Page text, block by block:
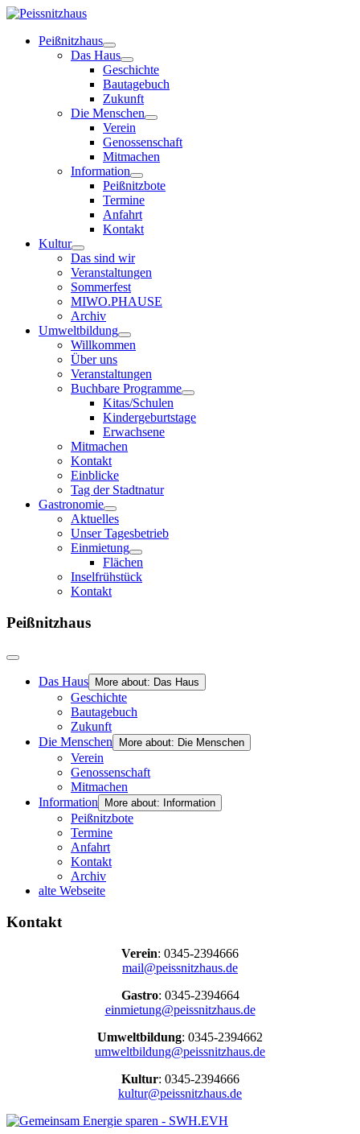
Peißnitzhaus
Das Haus
Geschichte
Bautagebuch
Zukunft
Die Menschen
Verein
Genossenschaft
Mitmachen
Information
Peißnitzbote
Termine
Anfahrt
Kontakt
Kultur
Das sind wir
Veranstaltungen
Sommerfest
MIWO.PHAUSE
Archiv
Umweltbildung
Willkommen
Über uns
Veranstaltungen
Buchbare Programme
Kitas/Schulen
Kindergeburtstage
Erwachsene
Mitmachen
Kontakt
Einblicke
Tag der Stadtnatur
Gastronomie
Aktuelles
Unser Tagesbetrieb
Einmietung
Flächen
Inselfrühstück
Kontakt
Peißnitzhaus
Das Haus More about: Das Haus
Geschichte
Bautagebuch
Zukunft
Die Menschen
More about: Die Menschen
Verein
Genossenschaft
Mitmachen
Information
More about: Information
Peißnitzbote
Termine
Anfahrt
Kontakt
Archiv
alte Webseite
Kontakt
Verein: 0345-2394666
mail@peissnitzhaus.de
Gastro: 0345-2394664
einmietung@peissnitzhaus.de
Umweltbildung: 0345-2394662
umweltbildung@peissnitzhaus.de
Kultur: 0345-2394666
kultur@peissnitzhaus.de